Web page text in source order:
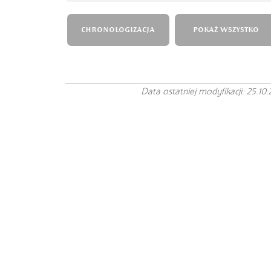
CHRONOLOGIZACJA POKAŻ WSZYSTKO
Data ostatniej modyfikacji: